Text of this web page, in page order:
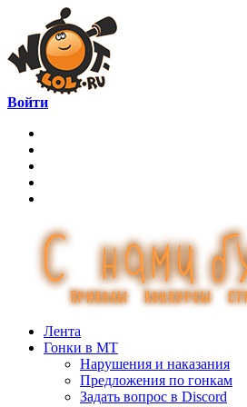
Войти
Лента
Гонки в МТ
Нарушения и наказания
Предложения по гонкам
Задать вопрос в Discord